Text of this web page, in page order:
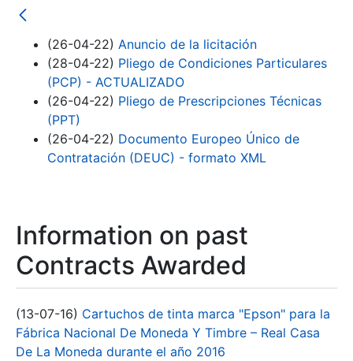
Show/Hide
(26-04-22) Anuncio de la licitación
(28-04-22) Pliego de Condiciones Particulares
(PCP) - ACTUALIZADO
(26-04-22) Pliego de Prescripciones Técnicas
(PPT)
(26-04-22) Documento Europeo Único de
Contratación (DEUC) - formato XML
Information on past
Contracts Awarded
(13-07-16) Cartuchos de tinta marca "Epson" para la
Fábrica Nacional De Moneda Y Timbre – Real Casa
De La Moneda durante el año 2016